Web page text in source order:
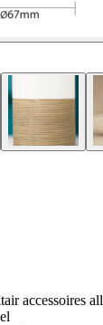
accessoires